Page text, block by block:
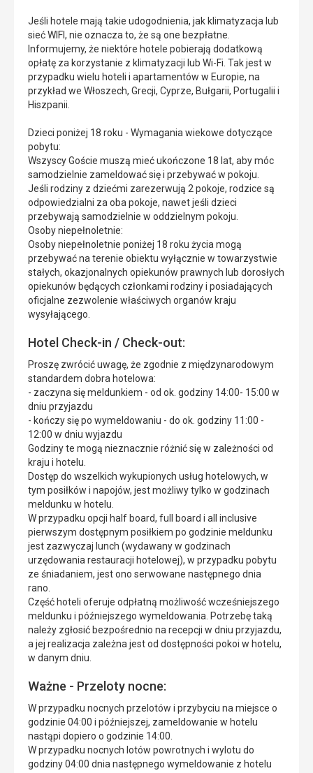
Jeśli hotele mają takie udogodnienia, jak klimatyzacja lub
sieć WIFI, nie oznacza to, że są one bezpłatne.
Informujemy, że niektóre hotele pobierają dodatkową
opłatę za korzystanie z klimatyzacji lub Wi-Fi. Tak jest w
przypadku wielu hoteli i apartamentów w Europie, na
przykład we Włoszech, Grecji, Cyprze, Bułgarii, Portugalii i
Hiszpanii.
Dzieci poniżej 18 roku - Wymagania wiekowe dotyczące
pobytu:
Wszyscy Goście muszą mieć ukończone 18 lat, aby móc
samodzielnie zameldować się i przebywać w pokoju.
Jeśli rodziny z dziećmi zarezerwują 2 pokoje, rodzice są
odpowiedzialni za oba pokoje, nawet jeśli dzieci
przebywają samodzielnie w oddzielnym pokoju.
Osoby niepełnoletnie:
Osoby niepełnoletnie poniżej 18 roku życia mogą
przebywać na terenie obiektu wyłącznie w towarzystwie
stałych, okazjonalnych opiekunów prawnych lub dorosłych
opiekunów będących członkami rodziny i posiadających
oficjalne zezwolenie właściwych organów kraju
wysyłającego.
Hotel Check-in / Check-out:
Proszę zwrócić uwagę, że zgodnie z międzynarodowym
standardem dobra hotelowa:
- zaczyna się meldunkiem - od ok. godziny 14:00- 15:00 w
dniu przyjazdu
- kończy się po wymeldowaniu - do ok. godziny 11:00 -
12:00 w dniu wyjazdu
Godziny te mogą nieznacznie różnić się w zależności od
kraju i hotelu.
Dostęp do wszelkich wykupionych usług hotelowych, w
tym posiłków i napojów, jest możliwy tylko w godzinach
meldunku w hotelu.
W przypadku opcji half board, full board i all inclusive
pierwszym dostępnym posiłkiem po godzinie meldunku
jest zazwyczaj lunch (wydawany w godzinach
urzędowania restauracji hotelowej), w przypadku pobytu
ze śniadaniem, jest ono serwowane następnego dnia
rano.
Część hoteli oferuje odpłatną możliwość wcześniejszego
meldunku i późniejszego wymeldowania. Potrzebę taką
należy zgłosić bezpośrednio na recepcji w dniu przyjazdu,
a jej realizacja zależna jest od dostępności pokoi w hotelu,
w danym dniu.
Ważne - Przeloty nocne:
W przypadku nocnych przelotów i przybyciu na miejsce o
godzinie 04:00 i późniejszej, zameldowanie w hotelu
nastąpi dopiero o godzinie 14:00.
W przypadku nocnych lotów powrotnych i wylotu do
godziny 04:00 dnia następnego wymeldowanie z hotelu